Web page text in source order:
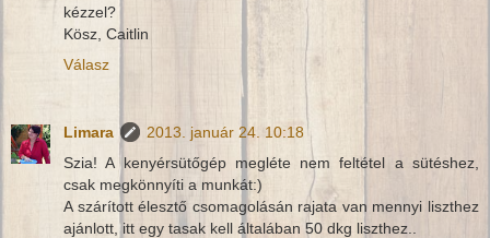
kézzel?
Kösz, Caitlin
Válasz
Limara
2013. január 24. 10:18
Szia! A kenyérsütőgép megléte nem feltétel a sütéshez,
csak megkönnyíti a munkát:)
A szárított élesztő csomagolásán rajata van mennyi liszthez
ajánlott, itt egy tasak kell általában 50 dkg liszthez..